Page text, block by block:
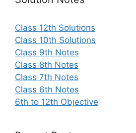
Class 12th Solutions
Class 10th Solutions
Class 9th Notes
Class 8th Notes
Class 7th Notes
Class 6th Notes
6th to 12th Objective